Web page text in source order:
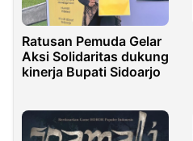
Ratusan Pemuda Gelar
Aksi Solidaritas dukung
kinerja Bupati Sidoarjo